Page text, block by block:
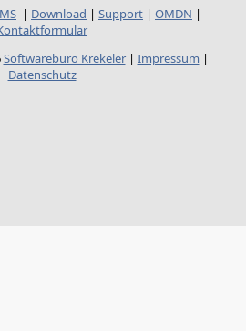
| Download | Support | OMDN |
Softwarebüro Krekeler| Impressum |
Datenschutz